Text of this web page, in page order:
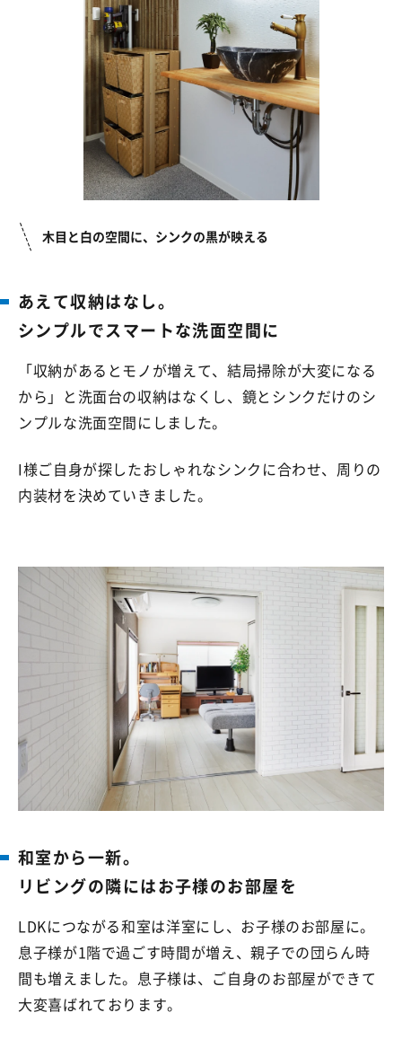
木目と白の空間に、 シンクの黒が映える
あえて収納はなし。
シンプルでスマートな洗面空間に
「収納があるとモノが増えて、結局掃除が大変になる
から」と洗面台の収納はなくし、鏡とシンクだけのシ
ンプルな洗面空間にしました。
I様ご自身が探したおしゃれなシンクに合わせ、周りの
内装材を決めていきました。
和室から一新。
リビングの隣にはお子様のお部屋を
LDKにつながる和室は洋室にし、お子様のお部屋に。
息子様が1階で過ごす時間が増え、親子での団らん時
間も増えました。息子様は、ご自身のお部屋ができて
大変喜ばれております。